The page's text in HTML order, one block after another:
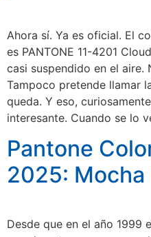
Ahora sí. Ya es oficial. El
es PANTONE 11-4201
casi suspendido en el aire.
Tampoco pretende llamar
queda. Y eso,
interesante. Cuando se lo
Pantone
2025: Mocha
Desde que en el año 1999